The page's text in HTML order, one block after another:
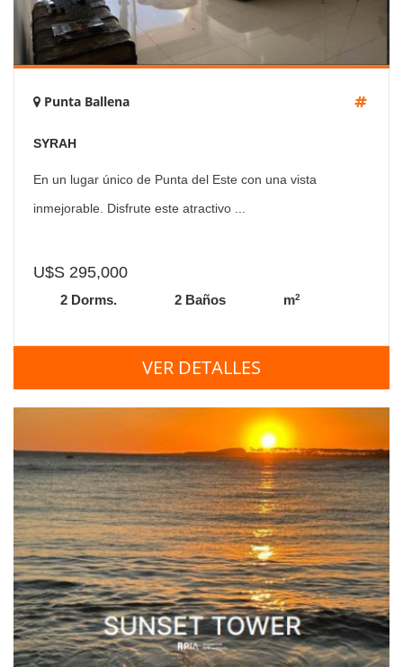
Punta Ballena
SYRAH
En un lugar único de Punta del Este con una vista
inmejorable. Disfrute este atractivo ...
U$S 295,000
2 Dorms. 2 Baños m2
VER DETALLES